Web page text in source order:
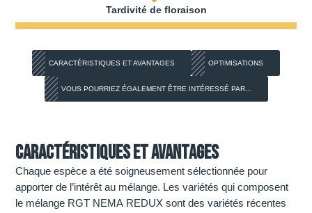
Tardivité de floraison
CARACTÉRISTIQUES ET AVANTAGES OPTIMISATIONS
VOUS POURRIEZ ÉGALEMENT ÊTRE INTÉRESSÉ PAR...
Caractéristiques et avantages
Chaque espèce a été soigneusement sélectionnée pour
apporter de l’intérêt au mélange. Les variétés qui composent
le mélange RGT NEMA REDUX sont des variétés récentes